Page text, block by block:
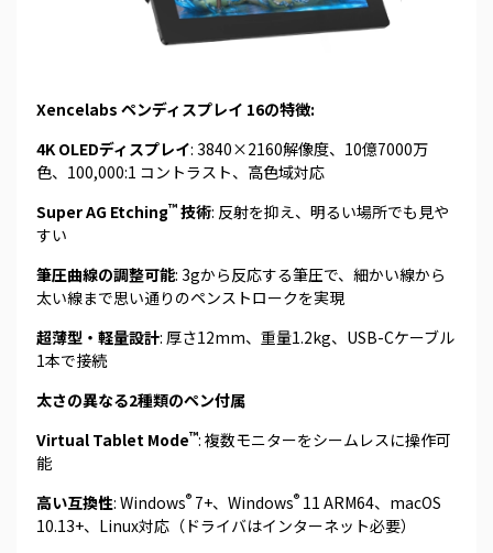
Xencelabs ペンディスプレイ 16の特徴:
4K OLEDディスプレイ: 3840×2160解像度、10億7000万
色、100,000:1 コントラスト、高色域対応
Super AG Etching™技術: 反射を抑え、明るい場所でも見や
すい
筆圧曲線の調整可能: 3gから反応する筆圧で、細かい線から
太い線まで思い通りのペンストロークを実現
超薄型・軽量設計: 厚さ12mm、重量1.2kg、USB-Cケーブル
1本で接続
太さの異なる2種類のペン付属
Virtual Tablet Mode™: 複数モニターをシームレスに操作可
能
高い互換性: Windows®7+、Windows®11 ARM64、macOS
10.13+、Linux対応（ドライバはインターネット必要）